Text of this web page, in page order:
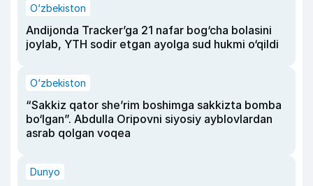
O‘zbekiston
Andijonda Tracker’ga 21 nafar bog‘cha bolasini
joylab, YTH sodir etgan ayolga sud hukmi o‘qildi
O‘zbekiston
“Sakkiz qator she’rim boshimga sakkizta bomba
bo‘lgan”. Abdulla Oripovni siyosiy ayblovlardan
asrab qolgan voqea
Dunyo